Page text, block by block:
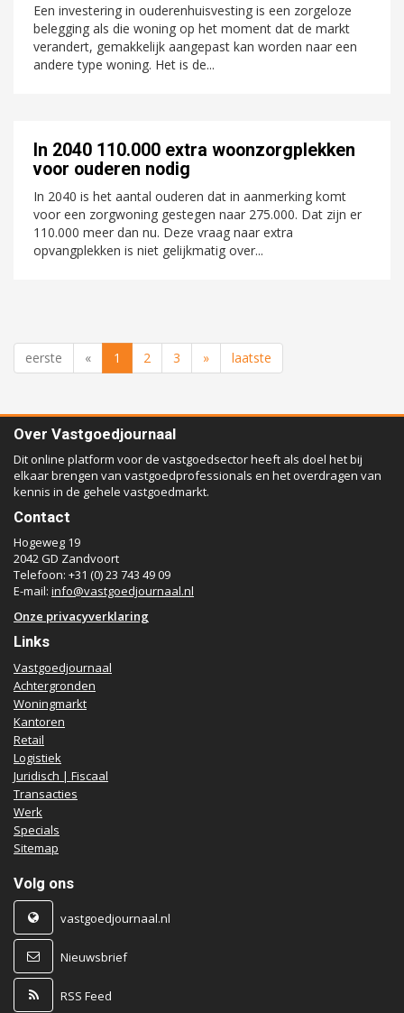
Een investering in ouderenhuisvesting is een zorgeloze
belegging als die woning op het moment dat de markt
verandert, gemakkelijk aangepast kan worden naar een
andere type woning. Het is de...
In 2040 110.000 extra woonzorgplekken
voor ouderen nodig
In 2040 is het aantal ouderen dat in aanmerking komt
voor een zorgwoning gestegen naar 275.000. Dat zijn er
110.000 meer dan nu. Deze vraag naar extra
opvangplekken is niet gelijkmatig over...
eerste « 1 2 3 » laatste
Over Vastgoedjournaal
Dit online platform voor de vastgoedsector heeft als doel het bij
elkaar brengen van vastgoedprofessionals en het overdragen van
kennis in de gehele vastgoedmarkt.
Contact
Hogeweg 19
2042 GD Zandvoort
Telefoon: +31 (0) 23 743 49 09
E-mail: info@vastgoedjournaal.nl
Onze privacyverklaring
Links
Vastgoedjournaal
Achtergronden
Woningmarkt
Kantoren
Retail
Logistiek
Juridisch | Fiscaal
Transacties
Werk
Specials
Sitemap
Volg ons
vastgoedjournaal.nl
Nieuwsbrief
RSS Feed